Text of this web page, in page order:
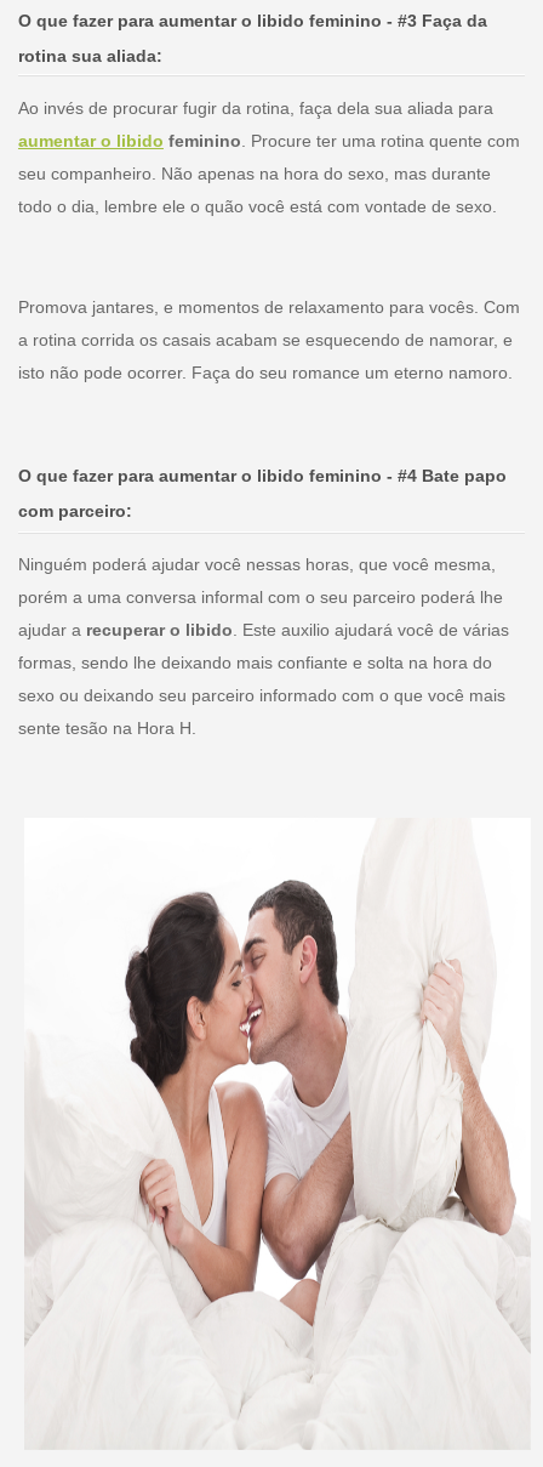
O que fazer para aumentar o libido feminino - #3 Faça da
rotina sua aliada:
Ao invés de procurar fugir da rotina, faça dela sua aliada para
aumentar o libido feminino. Procure ter uma rotina quente com
seu companheiro. Não apenas na hora do sexo, mas durante
todo o dia, lembre ele o quão você está com vontade de sexo.
Promova jantares, e momentos de relaxamento para vocês. Com
a rotina corrida os casais acabam se esquecendo de namorar, e
isto não pode ocorrer. Faça do seu romance um eterno namoro.
O que fazer para aumentar o libido feminino - #4 Bate papo
com parceiro:
Ninguém poderá ajudar você nessas horas, que você mesma,
porém a uma conversa informal com o seu parceiro poderá lhe
ajudar a recuperar o libido . Este auxilio ajudará você de várias
formas, sendo lhe deixando mais confiante e solta na hora do
sexo ou deixando seu parceiro informado com o que você mais
sente tesão na Hora H.